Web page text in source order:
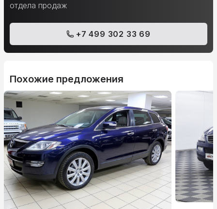
отдела продаж
+7 499 302 33 69
Похожие предложения